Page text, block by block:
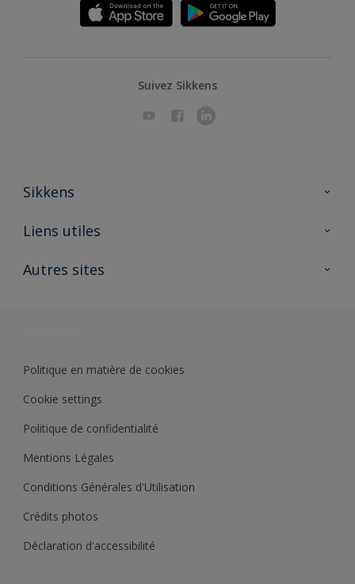
Suivez Sikkens
Sikkens
A propos de Sikkens
Liens utiles
Ouvrir un magasin PASS
Autres sites
Politique en matière de cookies
Cookie settings
Politique de confidentialité
Mentions Légales
Conditions Générales d'Utilisation
Crédits photos
Déclaration d'accessibilité